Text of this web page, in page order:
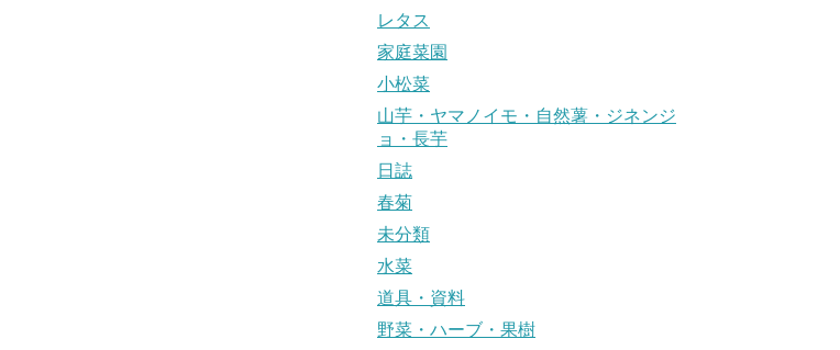
レタス
家庭菜園
小松菜
山芋・ヤマノイモ・自然薯・ジネンジ
ョ・長芋
日誌
春菊
未分類
水菜
道具・資料
野菜・ハーブ・果樹